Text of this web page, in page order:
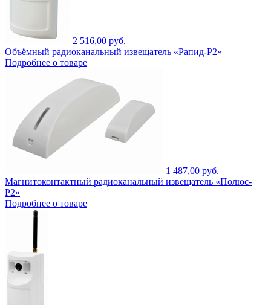
2 516,00 руб.
Объёмный радиоканальный извещатель «Рапид-Р2»
Подробнее о товаре
1 487,00 руб.
Магнитоконтактный радиоканальный извещатель «Полюс-
Р2»
Подробнее о товаре